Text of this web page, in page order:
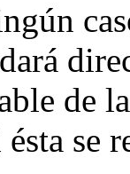
de
se